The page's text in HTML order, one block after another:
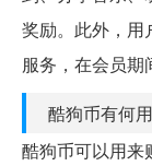
奖励。此外，用
服务，在会员期
酷狗币有何
酷狗币可以用来